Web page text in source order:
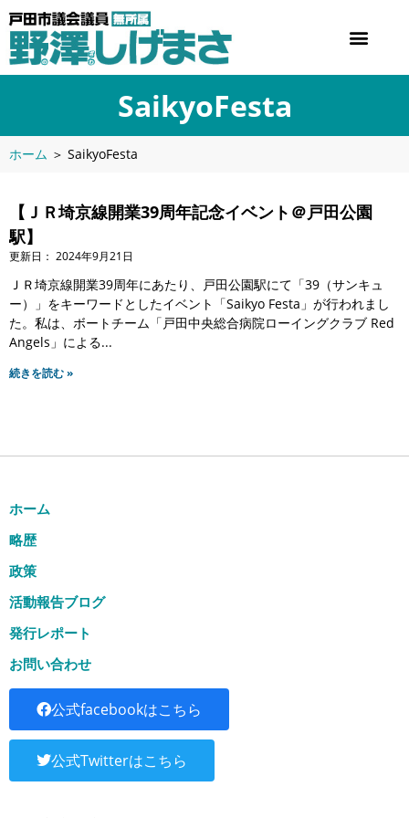
SaikyoFesta
ホーム ＞ SaikyoFesta
【ＪＲ埼京線開業39周年記念イベント＠戸田公園
駅】
2024年9月21日
ＪＲ埼京線開業39周年にあたり、戸田公園駅にて「39（サンキュ
ー）」をキーワードとしたイベント「Saikyo Festa」が行われまし
た。私は、ボートチーム「戸田中央総合病院ローイングクラブ Red
Angels」による
続きを読む »
ホーム
略歴
政策
活動報告ブログ
発行レポート
お問い合わせ
公式facebookはこちら
公式Twitterはこちら